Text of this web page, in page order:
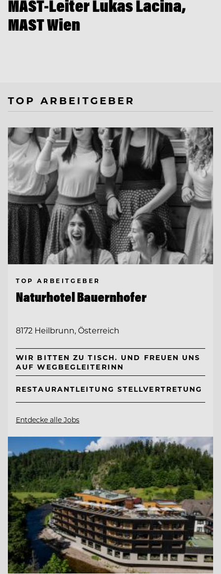
MAST-Leiter Lukas Lacina,
MAST Wien
TOP ARBEITGEBER
TOP ARBEITGEBER
Naturhotel Bauernhofer
8172 Heilbrunn, Österreich
WIR BITTEN ZU TISCH. UND FREUEN UNS
AUF WEGBEGLEITERINN
RESTAURANTLEITUNG STELLVERTRETUNG
Entdecke alle Jobs